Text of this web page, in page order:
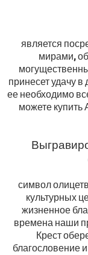
является
мирами,
принесет удачу в
ее необходимо
можете купить
символ
культурных
жизненное
времена наши
Крест
благословение